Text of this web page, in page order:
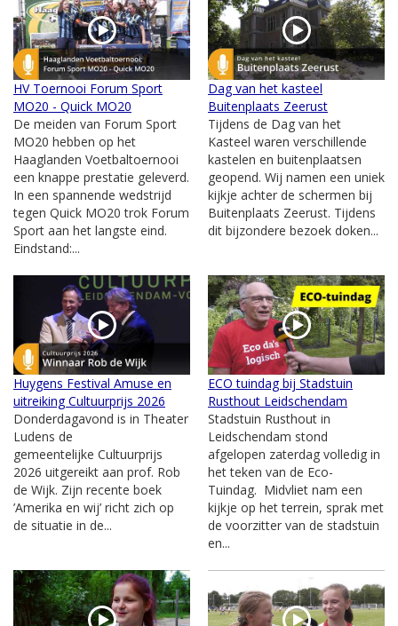
HV Toernooi Forum Sport
MO20 - Quick MO20
De meiden van Forum Sport
MO20 hebben op het
Haaglanden Voetbaltoernooi
een knappe prestatie geleverd.
In een spannende wedstrijd
tegen Quick MO20 trok Forum
Sport aan het langste eind.
Eindstand:...
Dag van het kasteel
Buitenplaats Zeerust
Tijdens de Dag van het
Kasteel waren verschillende
kastelen en buitenplaatsen
geopend. Wij namen een uniek
kijkje achter de schermen bij
Buitenplaats Zeerust. Tijdens
dit bijzondere bezoek doken...
Huygens Festival Amuse en
uitreiking Cultuurprijs 2026
Donderdagavond is in Theater
Ludens de
gemeentelijke Cultuurprijs
2026 uitgereikt aan prof. Rob
de Wijk. Zijn recente boek
’Amerika en wij’ richt zich op
de situatie in de...
ECO tuindag bij Stadstuin
Rusthout Leidschendam
Stadstuin Rusthout in
Leidschendam stond
afgelopen zaterdag volledig in
het teken van de Eco-
Tuindag. Midvliet nam een
kijkje op het terrein, sprak met
de voorzitter van de stadstuin
en...